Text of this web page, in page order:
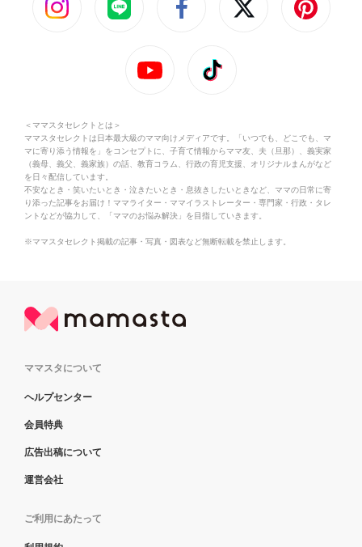
＜ママスタセレクトとは＞
ママスタセレクトは日本最大級のママ向けメディアです。「いつでも、どこでも、マ
マに寄り添う情報を」をコンセプトに、子育て情報からママ友、夫（旦那）、義実家
（義母、義父、義家族）の話、教育コラム、行政の育児支援、オリジナルまんがなど
を日々配信しています。
不安なとき・笑いたいとき・泣きたいとき・息抜きしたいときなど、ママの日常に寄
り添った記事をお届け！ママライター・ママイラストレーター・専門家・行政・タレ
ントなどが協力して、「ママのお悩み解決」を目指していきます。
※ママスタセレクト掲載の記事・写真・図表など無断転載を禁止します。
ママスタについて
ヘルプセンター
会員特典
広告出稿について
運営会社
ご利用にあたって